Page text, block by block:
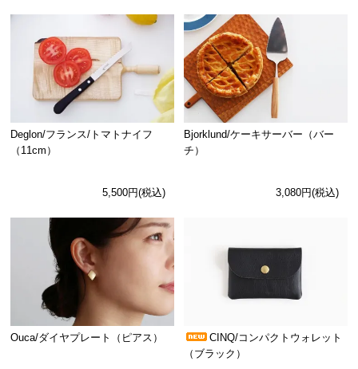
Deglon/フランス/トマトナイフ
（11cm）
5,500円(税込)
Bjorklund/ケーキサーバー（バー
チ）
3,080円(税込)
Ouca/ダイヤプレート（ピアス）
CINQ/コンパクトウォレット
（ブラック）